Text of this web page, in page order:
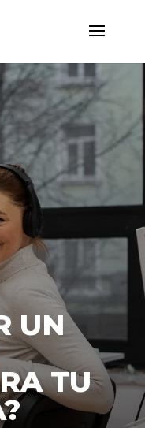
UN
TU